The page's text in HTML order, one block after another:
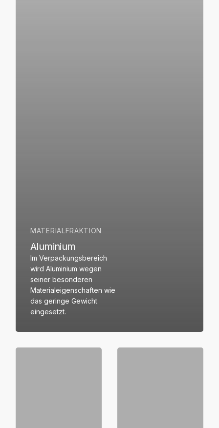
MATERIALFRAKTION
Aluminium
Im Verpackungsbereich
wird Aluminium wegen
seiner besonderen
Materialeigenschaften wie
das geringe Gewicht
eingesetzt.